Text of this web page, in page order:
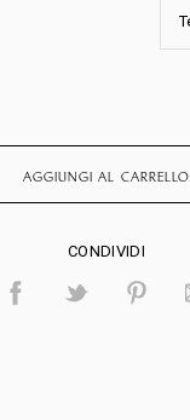
AGGIUNGI AL CARRELLO
CONDIVIDI